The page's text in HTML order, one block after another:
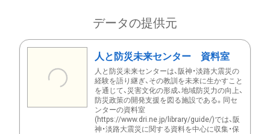
データの提供元
人と防災未来センター 資料室
人と防災未来センターは、阪神・淡路大震災の
経験を語り継ぎ、その教訓を未来に生かすこと
を通じて、災害文化の形成、地域防災力の向上、
防災政策の開発支援を図る施設である。同セ
ンターの資料室
(https://www.dri.ne.jp/library/guide/)では、阪
神・淡路大震災に関する資料を中心に収集・保